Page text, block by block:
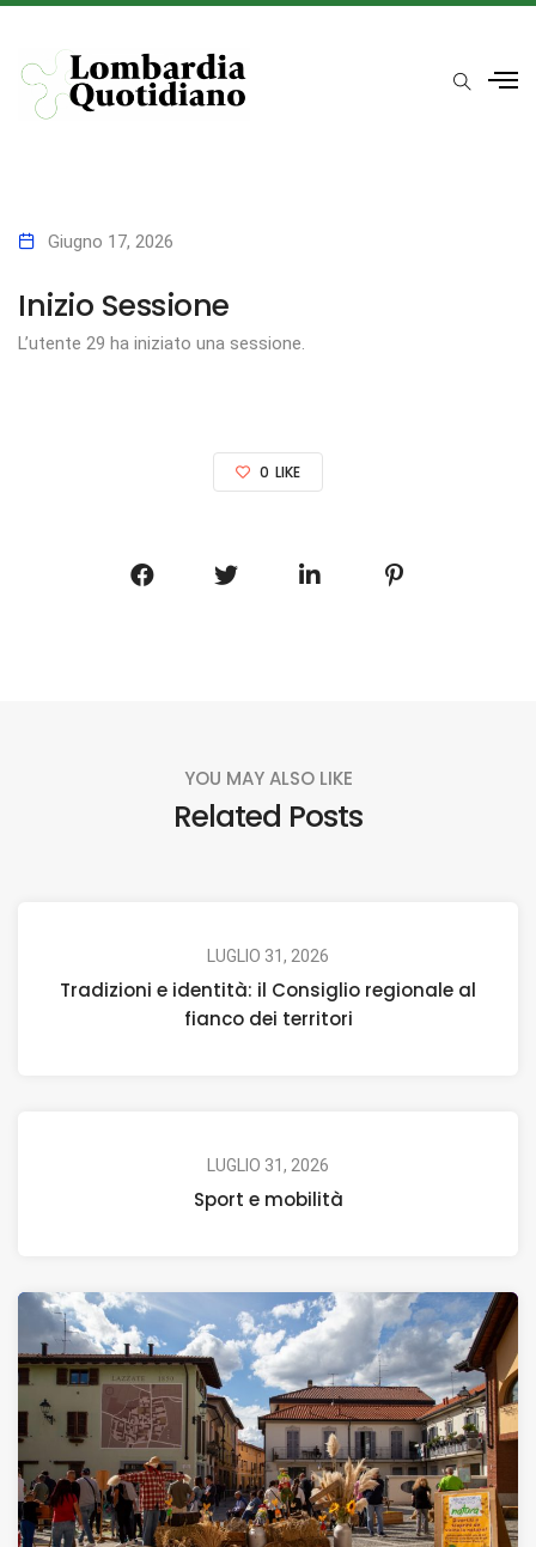
Giugno 17, 2026
Inizio Sessione
L’utente 29 ha iniziato una sessione.
0 LIKE
YOU MAY ALSO LIKE
Related Posts
LUGLIO 31, 2026
Tradizioni e identità: il Consiglio regionale al
fianco dei territori
LUGLIO 31, 2026
Sport e mobilità